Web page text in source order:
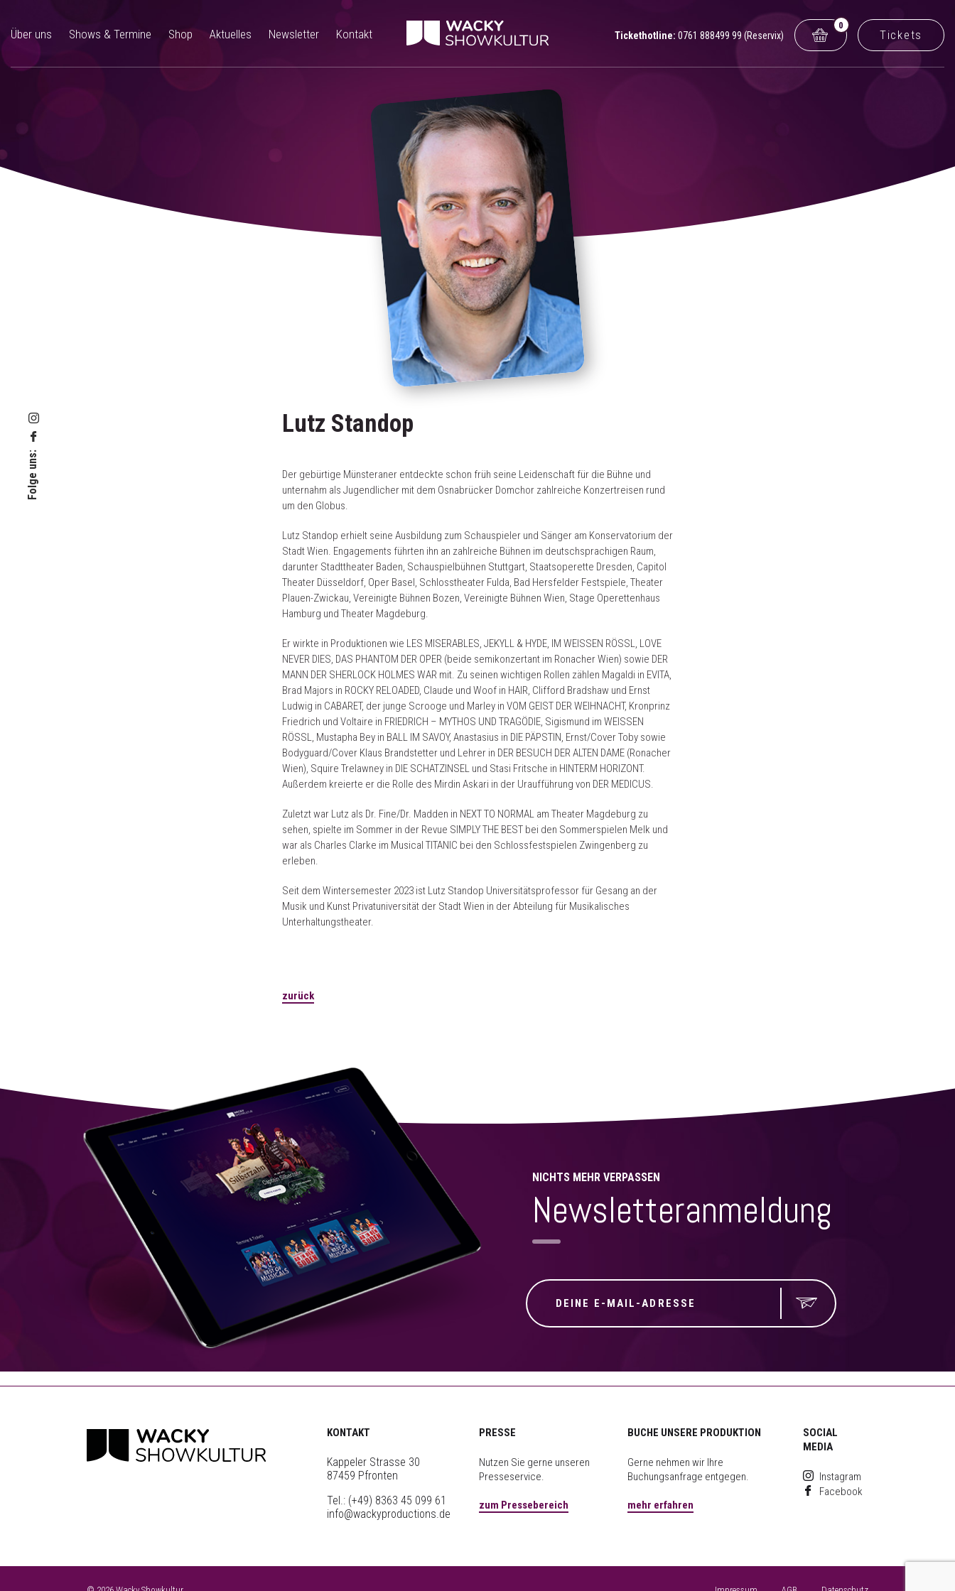
Über uns Shows & Termine Shop Aktuelles Newsletter Kontakt Tickethotline: 0761 888499 99 (Reservix)
0
Tickets
Folge uns:
Lutz Standop
Der gebürtige Münsteraner entdeckte schon früh seine Leidenschaft für die Bühne und
unternahm als Jugendlicher mit dem Osnabrücker Domchor zahlreiche Konzertreisen rund
um den Globus.
Lutz Standop erhielt seine Ausbildung zum Schauspieler und Sänger am Konservatorium der
Stadt Wien. Engagements führten ihn an zahlreiche Bühnen im deutschsprachigen Raum,
darunter Stadttheater Baden, Schauspielbühnen Stuttgart, Staatsoperette Dresden, Capitol
Theater Düsseldorf, Oper Basel, Schlosstheater Fulda, Bad Hersfelder Festspiele, Theater
Plauen-Zwickau, Vereinigte Bühnen Bozen, Vereinigte Bühnen Wien, Stage Operettenhaus
Hamburg und Theater Magdeburg.
Er wirkte in Produktionen wie LES MISERABLES, JEKYLL & HYDE, IM WEISSEN RÖSSL, LOVE
NEVER DIES, DAS PHANTOM DER OPER (beide semikonzertant im Ronacher Wien) sowie DER
MANN DER SHERLOCK HOLMES WAR mit. Zu seinen wichtigen Rollen zählen Magaldi in EVITA,
Brad Majors in ROCKY RELOADED, Claude und Woof in HAIR, Clifford Bradshaw und Ernst
Ludwig in CABARET, der junge Scrooge und Marley in VOM GEIST DER WEIHNACHT, Kronprinz
Friedrich und Voltaire in FRIEDRICH – MYTHOS UND TRAGÖDIE, Sigismund im WEISSEN
RÖSSL, Mustapha Bey in BALL IM SAVOY, Anastasius in DIE PÄPSTIN, Ernst/Cover Toby sowie
Bodyguard/Cover Klaus Brandstetter und Lehrer in DER BESUCH DER ALTEN DAME (Ronacher
Wien), Squire Trelawney in DIE SCHATZINSEL und Stasi Fritsche in HINTERM HORIZONT.
Außerdem kreierte er die Rolle des Mirdin Askari in der Uraufführung von DER MEDICUS.
Zuletzt war Lutz als Dr. Fine/Dr. Madden in NEXT TO NORMAL am Theater Magdeburg zu
sehen, spielte im Sommer in der Revue SIMPLY THE BEST bei den Sommerspielen Melk und
war als Charles Clarke im Musical TITANIC bei den Schlossfestspielen Zwingenberg zu
erleben.
Seit dem Wintersemester 2023 ist Lutz Standop Universitätsprofessor für Gesang an der
Musik und Kunst Privatuniversität der Stadt Wien in der Abteilung für Musikalisches
Unterhaltungstheater.
zurück
NICHTS MEHR VERPASSEN
Newsletteranmeldung
KONTAKT
Kappeler Strasse 30
87459 Pfronten
Tel.: (+49) 8363 45 099 61
info@wackyproductions.de
PRESSE
Nutzen Sie gerne unseren
Presseservice.
zum Pressebereich
BUCHE UNSERE PRODUKTION
Gerne nehmen wir Ihre
Buchungsanfrage entgegen.
mehr erfahren
SOCIAL
MEDIA
Instagram
Facebook